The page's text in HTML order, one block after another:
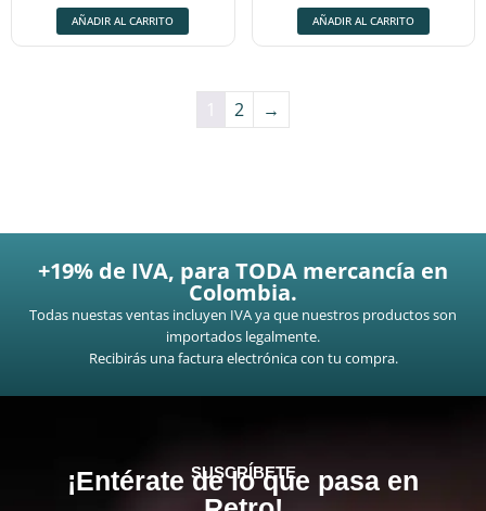
AÑADIR AL CARRITO AÑADIR AL CARRITO
1 2 →
+19% de IVA, para TODA mercancía en
Colombia.
Todas nuestas ventas incluyen IVA ya que nuestros productos son
importados legalmente.
Recibirás una factura electrónica con tu compra.
SUSCRÍBETE
¡Entérate de lo que pasa en